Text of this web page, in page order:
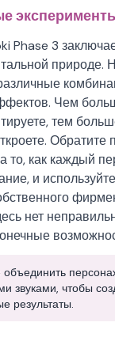
Phase 3
природе.
Чем
тем
Обратите
то, как каждый
и
нет
объединить
звуками, чтобы
результаты.